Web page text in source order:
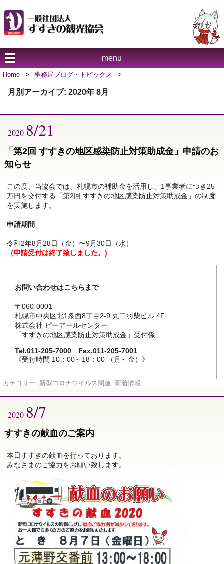
menu
Home > 事務局ブログ・トピックス >
月別アーカイブ: 2020年 8月
2020 8/21
「第2回 すすきの地区感染防止対策助成金」申請のお
知らせ
この度、当協会では、札幌市の補助金を活用し、1事業者につき25
万円を交付する「第2回 すすきの地区感染防止対策助成金」の制度
を実施します。
申請期間
令和2年8月28日（金）〜9月30日（水）
（申請受付は終了致しました。)
お問い合わせはこちらまで
〒060-0001
札幌市中央区北1条西8丁目2-9 丸二羽柴ビル 4F
株式会社 ピーアールセンター
「すすきの地区感染防止対策助成金」受付係
Tel.011-205-7000 Fax.011-205-7001
《受付時間 10：00～18：00 （月～金）》
カテゴリー: 新型コロナウイルス関連, 新着情報
2020 8/7
すすきの献血のご案内
本日すすきの献血を行っております。
みなさまのご協力をお願い致します。